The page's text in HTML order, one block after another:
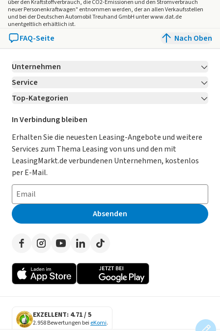
über den Kraftstoffverbrauch, die CO2-Emissionen und den Stromverbrauch
neuer Personenkraftwagen" entnommen werden, der an allen Verkaufsstellen
und bei der Deutschen Automobil Treuhand GmbH unter www.dat.de
unentgeltlich erhältlich ist.
FAQ-Seite Nach Oben
Unternehmen
Über LeasingMarkt.de
Karriere Jetzt bewerben!
Für Händler
Kooperation mit AutoScout24
AGB
Datenschutz
Impressum
Erklärung zur Barrierefreiheit
Presse
Service
Kontakt
Ratgeber
Magazin
Datenschutz-Einstellungen
So funktioniert’s
Häufig gestellte Fragen
Leasing-Lexikon
Auto-Tests
Werben auf LeasingMarkt.de
Top-Kategorien
Leasing Deals
Gebrauchtwagen Leasing
Leasing ohne Anzahlung
E-Auto Leasing
Privatleasing
Leasing-Vergleiche
Herstellerverzeichnis
Händlerverzeichnis
In Verbindung bleiben
Erhalten Sie die neuesten Leasing-Angebote und weitere
Services zum Thema Leasing von uns und den mit
LeasingMarkt.de verbundenen Unternehmen, kostenlos
per E-Mail.
Absenden
EXZELLENT: 4.71 / 5
2.958 Bewertungen bei eKomi.